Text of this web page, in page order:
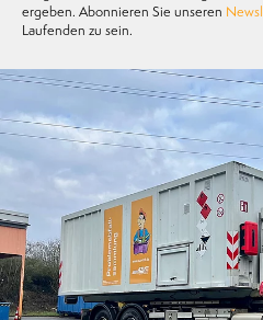
ergeben. Abonnieren Sie unseren
Laufenden zu sein.